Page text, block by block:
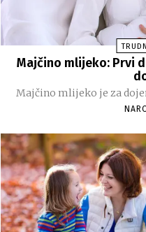
Majčino mlijeko: Prvi
Majčino mlijeko je za